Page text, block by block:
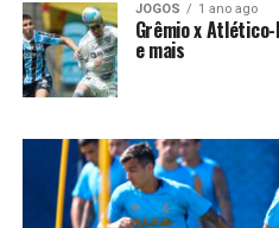
JOGOS 1 ano ago
Grêmio x
e mais